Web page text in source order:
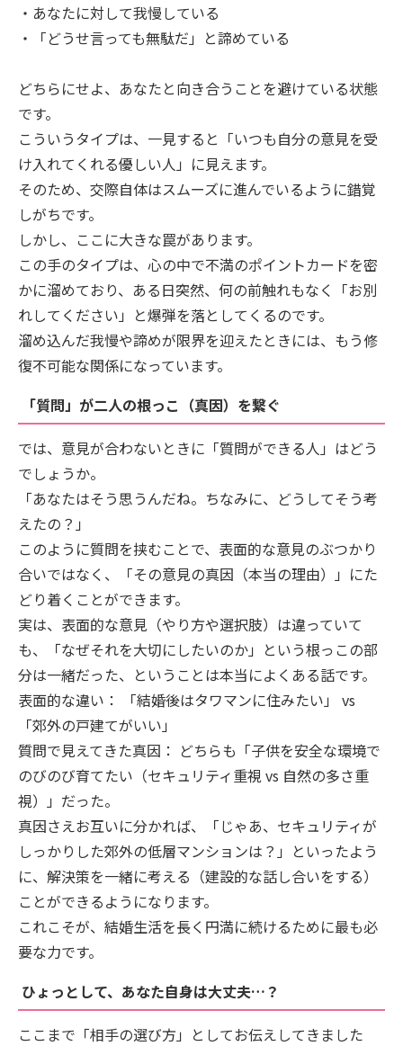
・あなたに対して我慢している
・「どうせ言っても無駄だ」と諦めている
どちらにせよ、あなたと向き合うことを避けている状態
です。
こういうタイプは、一見すると「いつも自分の意見を受
け入れてくれる優しい人」に見えます。
そのため、交際自体はスムーズに進んでいるように錯覚
しがちです。
しかし、ここに大きな罠があります。
この手のタイプは、心の中で不満のポイントカードを密
かに溜めており、ある日突然、何の前触れもなく「お別
れしてください」と爆弾を落としてくるのです。
溜め込んだ我慢や諦めが限界を迎えたときには、もう修
復不可能な関係になっています。
「質問」が二人の根っこ（真因）を繋ぐ
では、意見が合わないときに「質問ができる人」はどう
でしょうか。
「あなたはそう思うんだね。ちなみに、どうしてそう考
えたの？」
このように質問を挟むことで、表面的な意見のぶつかり
合いではなく、「その意見の真因（本当の理由）」にた
どり着くことができます。
実は、表面的な意見（やり方や選択肢）は違っていて
も、「なぜそれを大切にしたいのか」という根っこの部
分は一緒だった、ということは本当によくある話です。
表面的な違い： 「結婚後はタワマンに住みたい」 vs
「郊外の戸建てがいい」
質問で見えてきた真因： どちらも「子供を安全な環境で
のびのび育てたい（セキュリティ重視 vs 自然の多さ重
視）」だった。
真因さえお互いに分かれば、「じゃあ、セキュリティが
しっかりした郊外の低層マンションは？」といったよう
に、解決策を一緒に考える（建設的な話し合いをする）
ことができるようになります。
これこそが、結婚生活を長く円満に続けるために最も必
要な力です。
ひょっとして、あなた自身は大丈夫…？
ここまで「相手の選び方」としてお伝えしてきました